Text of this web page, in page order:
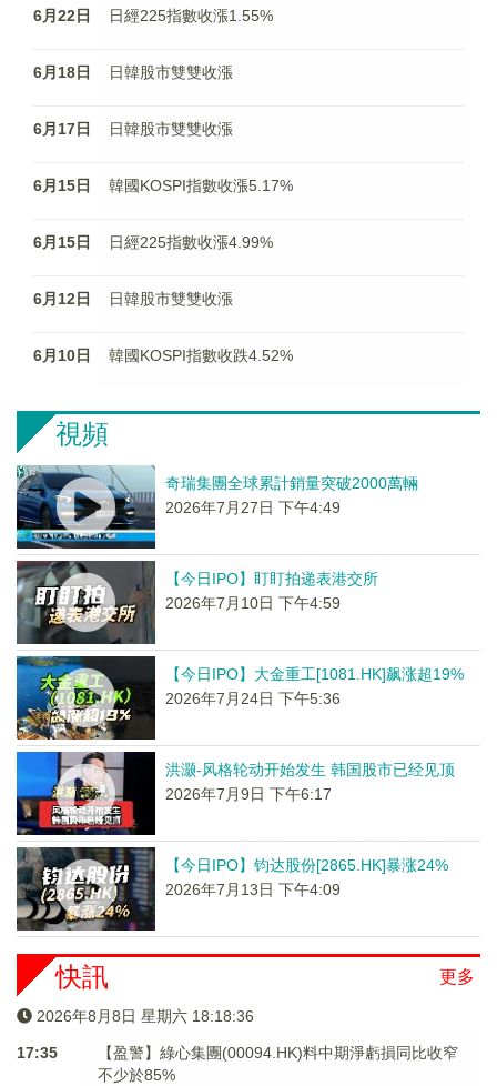
6月22日 日經225指數收漲1.55%
6月18日 日韓股市雙雙收漲
6月17日 日韓股市雙雙收漲
6月15日 韓國KOSPI指數收漲5.17%
6月15日 日經225指數收漲4.99%
6月12日 日韓股市雙雙收漲
6月10日 韓國KOSPI指數收跌4.52%
視頻
奇瑞集團全球累計銷量突破2000萬輛
2026年7月27日 下午4:49
【今日IPO】盯盯拍递表港交所
2026年7月10日 下午4:59
【今日IPO】大金重工[1081.HK]飙涨超19%
2026年7月24日 下午5:36
洪灏-风格轮动开始发生 韩国股市已经见顶
2026年7月9日 下午6:17
【今日IPO】钧达股份[2865.HK]暴涨24%
2026年7月13日 下午4:09
更多
快訊
2026年8月8日 星期六 18:18:36
17:35
【盈警】綠心集團(00094.HK)料中期淨虧損同比收窄
不少於85%